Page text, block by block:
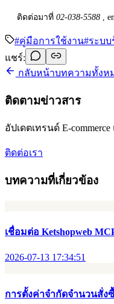
ติดต่อมาที่ 02-038-5588 ,
#คู่มือการใช้งาน#ระบ
แชร์:
กลับหน้าบทความทั้งห
ติดตามข่าวสาร
อัปเดตเทรนด์ E-
ติดต่อเรา
บทความที่เกี่ยวข้อง